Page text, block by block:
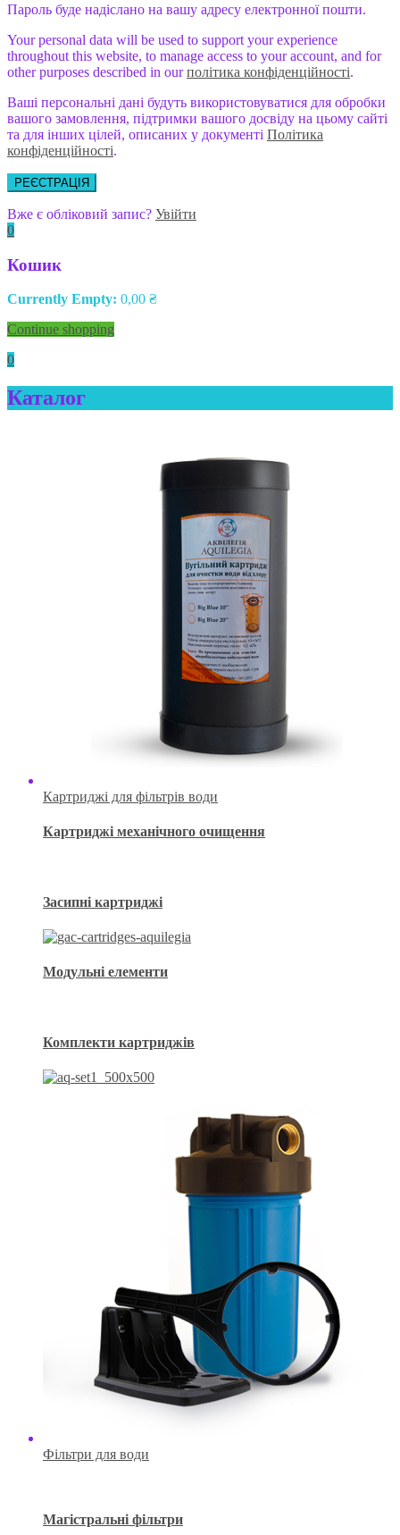
Пароль буде надіслано на вашу адресу електронної пошти.
Your personal data will be used to support your experience
throughout this website, to manage access to your account, and for
other purposes described in ourполітика конфіденційності.
Ваші персональні дані будуть використовуватися для обробки
вашого замовлення, підтримки вашого досвіду на цьому сайті
та для інших цілей, описаних у документі Політика
конфіденційності.
РЕЄСТРАЦІЯ
Вже є обліковий запис? Увійти
0
Кошик
Currently Empty: 0,00 ₴
Continue shopping
0
Каталог
Картриджі для фільтрів води
Картриджі механічного очищення
Засипні картриджі
Модульні елементи
Комплекти картриджів
Фільтри для води
Магістральні фільтри